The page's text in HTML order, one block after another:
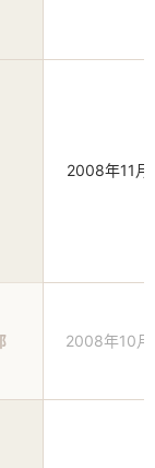
2008年11月
2008年10月